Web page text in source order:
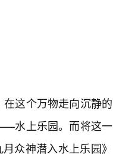
这个万物走向沉静的
水上乐园。而将这一
众神潜入水上乐园》